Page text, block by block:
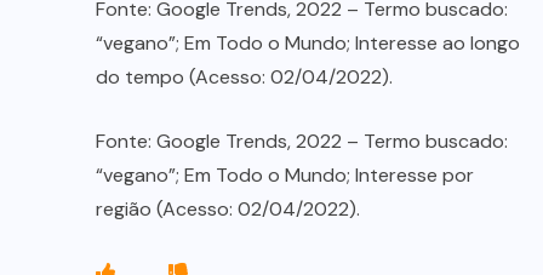
Fonte: Google Trends, 2022 – Termo buscado:
“vegano”; Em Todo o Mundo; Interesse ao longo
do tempo (Acesso: 02/04/2022).
Fonte: Google Trends, 2022 – Termo buscado:
“vegano”; Em Todo o Mundo; Interesse por
região (Acesso: 02/04/2022).